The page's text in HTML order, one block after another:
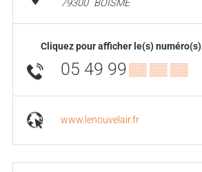
79300 BOISMÉ
Cliquez pour afficher le(s) numéro(s)
05 49 99▒▒ ▒▒ ▒▒
www.lenouvelair.fr